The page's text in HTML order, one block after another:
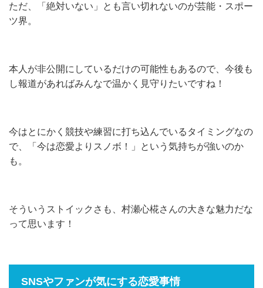
ただ、「絶対いない」とも言い切れないのが芸能・スポー
ツ界。
本人が非公開にしているだけの可能性もあるので、今後も
し報道があればみんなで温かく見守りたいですね！
今はとにかく競技や練習に打ち込んでいるタイミングなの
で、「今は恋愛よりスノボ！」という気持ちが強いのか
も。
そういうストイックさも、村瀬心椛さんの大きな魅力だな
って思います！
SNSやファンが気にする恋愛事情